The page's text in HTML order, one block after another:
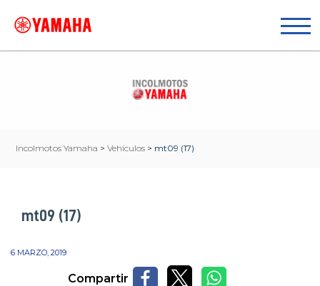
Incolmotos Yamaha > Vehículos > mt09 (17)
mt09 (17)
6 MARZO, 2019
Compartir